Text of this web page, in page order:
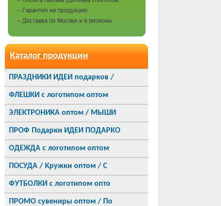
Каталог продукции
ПРАЗДНИКИ ИДЕИ подарков /
ФЛЕШКИ с логотипом оптом
ЭЛЕКТРОНИКА оптом / МЫШИ
ПРОФ Подарки ИДЕИ ПОДАРКО
ОДЕЖДА с логотипом оптом
ПОСУДА / Кружки оптом / С
ФУТБОЛКИ с логотипом опто
ПРОМО сувениры оптом / По